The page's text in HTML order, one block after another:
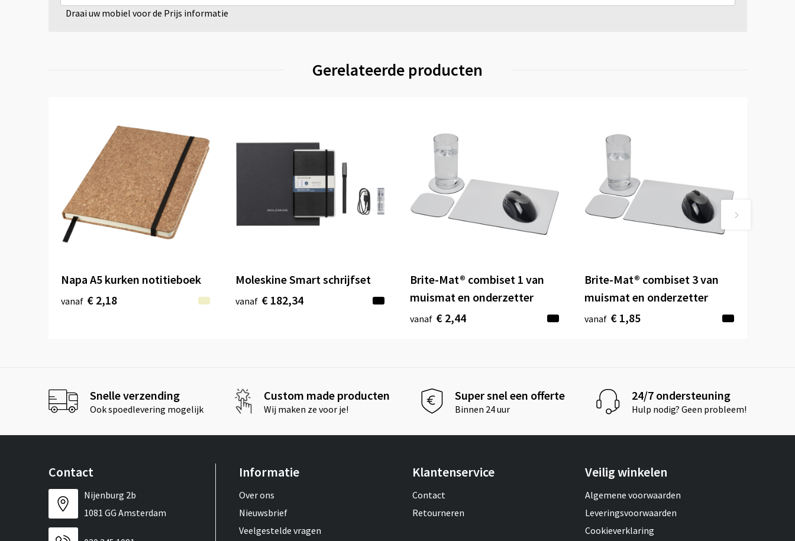
Draai uw mobiel voor de Prijs informatie
Gerelateerde producten
Napa A5 kurken notitieboek
vanaf € 2,18
Moleskine Smart schrijfset
vanaf € 182,34
Brite-Mat® combiset 1 van
muismat en onderzetter
vanaf € 2,44
Brite-Mat® combiset 3 van
muismat en onderzetter
vanaf € 1,85
Snelle verzending
Ook spoedlevering mogelijk
Custom made producten
Wij maken ze voor je!
Super snel een offerte
Binnen 24 uur
24/7 ondersteuning
Hulp nodig? Geen probleem!
Contact
Nijenburg 2b
1081 GG Amsterdam
Informatie
Over ons
Nieuwsbrief
Veelgestelde vragen
Klantenservice
Contact
Retourneren
Veilig winkelen
Algemene voorwaarden
Leveringsvoorwaarden
Cookieverklaring